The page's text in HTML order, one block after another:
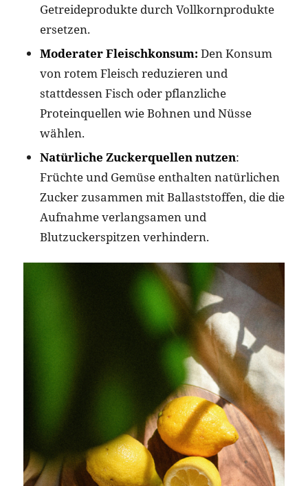
Getreideprodukte durch Vollkornprodukte
ersetzen.
Moderater Fleischkonsum: Den Konsum
von rotem Fleisch reduzieren und
stattdessen Fisch oder pflanzliche
Proteinquellen wie Bohnen und Nüsse
wählen.
Natürliche Zuckerquellen nutzen:
Früchte und Gemüse enthalten natürlichen
Zucker zusammen mit Ballaststoffen, die die
Aufnahme verlangsamen und
Blutzuckerspitzen verhindern.